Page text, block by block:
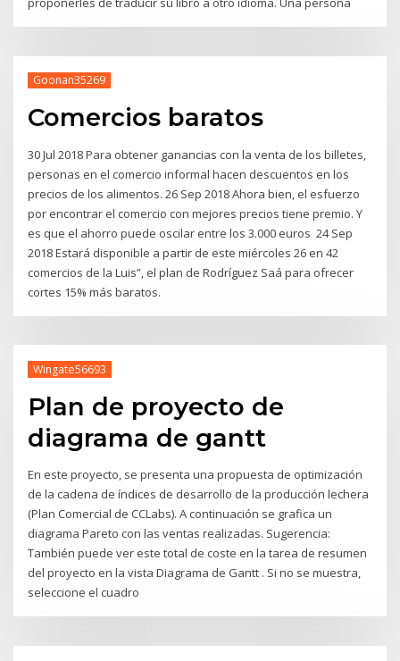
Goonan35269
Comercios baratos
30 Jul 2018 Para obtener ganancias con la venta de los billetes,
personas en el comercio informal hacen descuentos en los
precios de los alimentos. 26 Sep 2018 Ahora bien, el esfuerzo
por encontrar el comercio con mejores precios tiene premio. Y
es que el ahorro puede oscilar entre los 3.000 euros 24 Sep
2018 Estará disponible a partir de este miércoles 26 en 42
comercios de la Luis”, el plan de Rodríguez Saá para ofrecer
cortes 15% más baratos.
Wingate56693
Plan de proyecto de
diagrama de gantt
En este proyecto, se presenta una propuesta de optimización
de la cadena de índices de desarrollo de la producción lechera
(Plan Comercial de CCLabs). A continuación se grafica un
diagrama Pareto con las ventas realizadas. Sugerencia:
También puede ver este total de coste en la tarea de resumen
del proyecto en la vista Diagrama de Gantt . Si no se muestra,
seleccione el cuadro